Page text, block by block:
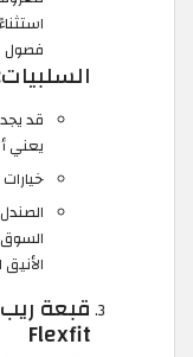
فصول
قد
يعني
Flexfit